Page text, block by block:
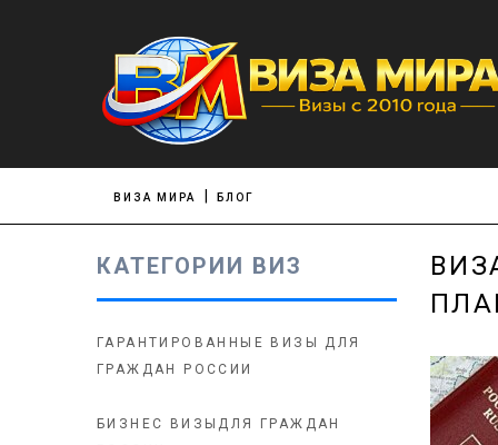
ВИЗА МИРА БЛОГ
КАТЕГОРИИ ВИЗ
ГАРАНТИРОВАННЫЕ ВИЗЫ ДЛЯ
ГРАЖДАН РОССИИ
БИЗНЕС ВИЗЫДЛЯ ГРАЖДАН